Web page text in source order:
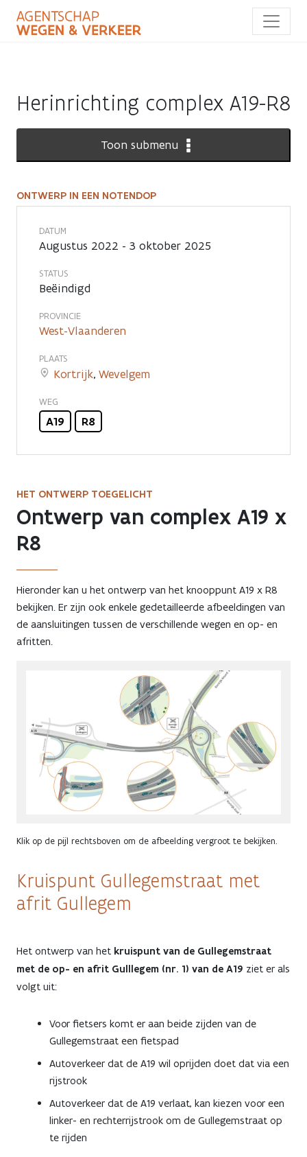
naar
Herinrichting complex A19-R8
Toon submenu
Ontwerp
een
notendop
ONTWERP IN EEN NOTENDOP
DATUM
Augustus 2022 - 3 oktober 2025
STATUS
Beëindigd
PROVINCIE
West-Vlaanderen
PLAATS
Kortrijk, Wevelgem
WEG
A19 R8
HET ONTWERP TOEGELICHT
Ontwerp van complex A19 x
R8
Hieronder kan u het ontwerp van het knooppunt A19 x R8
bekijken. Er zijn ook enkele gedetailleerde afbeeldingen van
de aansluitingen tussen de verschillende wegen en op- en
afritten.
Klik op de pijl rechtsboven om de afbeelding vergroot te bekijken.
Kruispunt Gullegemstraat met
afrit Gullegem
Het ontwerp van het kruispunt van de Gullegemstraat
met de op- en afrit Gulllegem (nr. 1) van de A19 ziet er als
volgt uit:
Voor fietsers komt er aan beide zijden van de
Gullegemstraat een fietspad
Autoverkeer dat de A19 wil oprijden doet dat via een
rijstrook
Autoverkeer dat de A19 verlaat, kan kiezen voor een
linker- en rechterrijstrook om de Gullegemstraat op
te rijden